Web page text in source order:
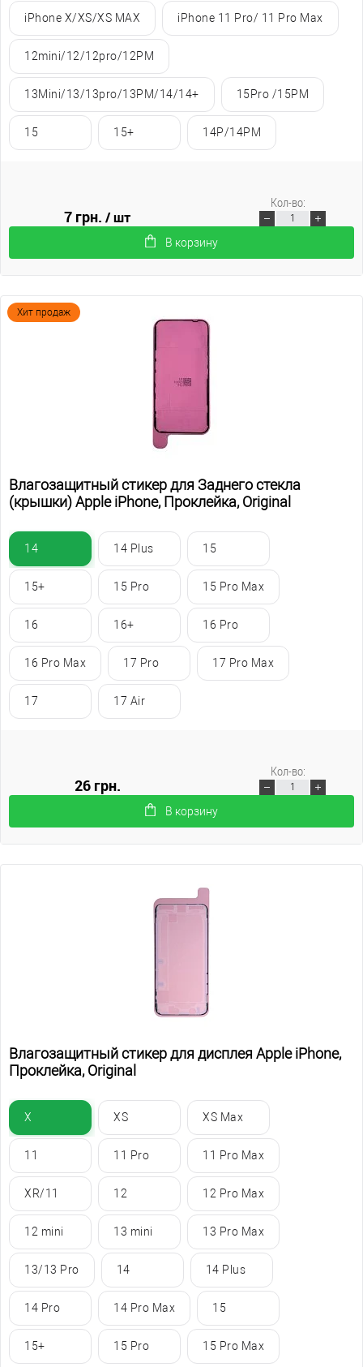
iPhone X/XS/XS MAX iPhone 11 Pro/ 11 Pro Max
12mini/12/12pro/12PM
13Mini/13/13pro/13PM/14/14+ 15Pro /15PM
15 15+ 14P/14PM
7 грн./ шт
В корзину
Кол-во:
Хит продаж
Влагозащитный стикер для Заднего стекла
(крышки) Apple iPhone, Проклейка, Original
14 14 Plus 15
15+ 15 Pro 15 Pro Max
16 16+ 16 Pro
16 Pro Max 17 Pro 17 Pro Max
17 17 Air
26 грн.
В корзину
Кол-во:
Влагозащитный стикер для дисплея Apple iPhone,
Проклейка, Original
X XS XS Max
11 11 Pro 11 Pro Max
XR/11 12 12 Pro Max
12 mini 13 mini 13 Pro Max
13/13 Pro 14 14 Plus
14 Pro 14 Pro Max 15
15+ 15 Pro 15 Pro Max